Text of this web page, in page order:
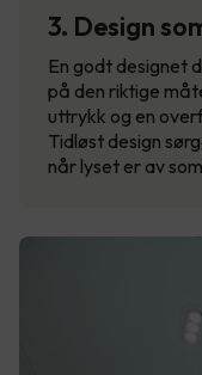
3. Design
En godt designet
på den riktige
uttrykk og en
Tidløst design
når lyset er av